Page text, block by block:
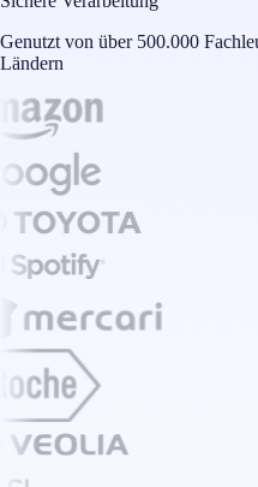
Genutzt von über 500.000
Ländern